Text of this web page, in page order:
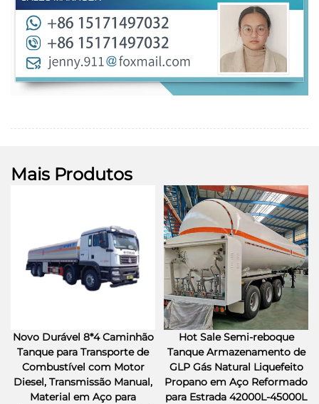
Mais Produtos
Novo Durável 8*4 Caminhão
Tanque para Transporte de
Combustível com Motor
Diesel, Transmissão Manual,
Material em Aço para
Hot Sale Semi-reboque
Tanque Armazenamento de
GLP Gás Natural Liquefeito
Propano em Aço Reformado
para Estrada 42000L-45000L